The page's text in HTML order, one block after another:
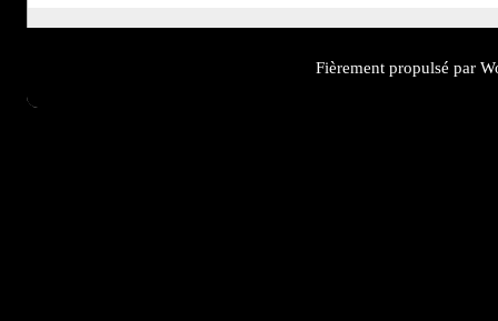
Fièrement propulsé par